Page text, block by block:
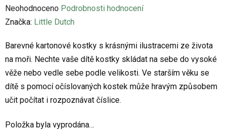
Průměrné
hodnocení
je
0,0
z
5
hvězdiček.
Neohodnoceno Podrobnosti hodnocení
Značka: Little Dutch
Barevné kartonové kostky s krásnými ilustracemi ze života
na moři. Nechte vaše dítě kostky skládat na sebe do vysoké
věže nebo vedle sebe podle velikosti. Ve starším věku se
dítě s pomocí očíslovaných kostek může hravým způsobem
učit počítat i rozpoznávat číslice.
Položka byla vyprodána…